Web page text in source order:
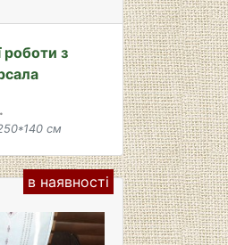
роботи з
см
в наявності